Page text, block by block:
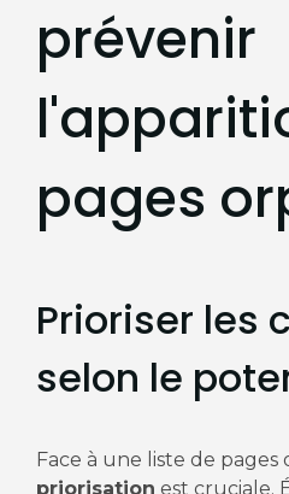
prévenir
pages
Prioriser les
selon le
Face à une liste de pages
priorisation est cruciale.